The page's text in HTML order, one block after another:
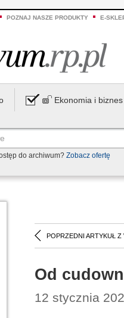
POZNAJ NASZE PRODUKTY E-
Ekonomia i biznes
do archiwum? Zobacz ofertę
POPRZEDNI ARTYKUŁ Z
Od
12 stycznia